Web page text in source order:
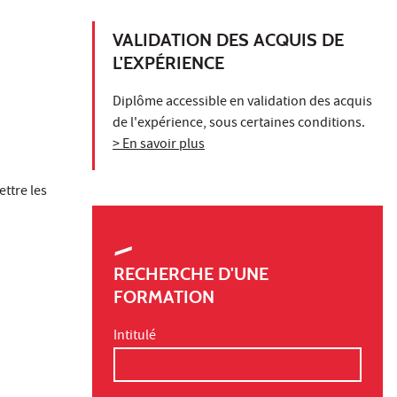
les
VALIDATION DES ACQUIS DE
L'EXPÉRIENCE
Diplôme accessible en validation des acquis
de l'expérience, sous certaines conditions.
> En savoir plus
RECHERCHE D'UNE
FORMATION
Intitulé